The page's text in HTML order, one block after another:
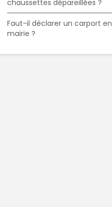
chaussettes dépareillées ?
Faut-il déclarer un carport en
mairie ?